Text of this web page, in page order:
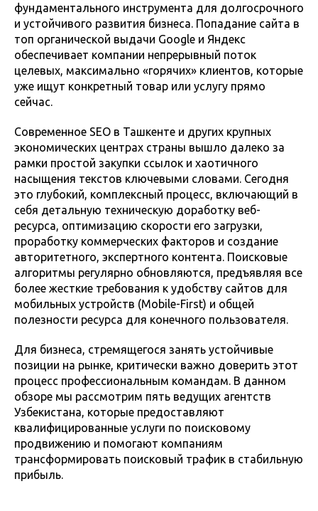
фундаментального инструмента для долгосрочного
и устойчивого развития бизнеса. Попадание сайта в
топ органической выдачи Google и Яндекс
обеспечивает компании непрерывный поток
целевых, максимально «горячих» клиентов, которые
уже ищут конкретный товар или услугу прямо
сейчас.
Современное SEO в Ташкенте и других крупных
экономических центрах страны вышло далеко за
рамки простой закупки ссылок и хаотичного
насыщения текстов ключевыми словами. Сегодня
это глубокий, комплексный процесс, включающий в
себя детальную техническую доработку веб-
ресурса, оптимизацию скорости его загрузки,
проработку коммерческих факторов и создание
авторитетного, экспертного контента. Поисковые
алгоритмы регулярно обновляются, предъявляя все
более жесткие требования к удобству сайтов для
мобильных устройств (Mobile-First) и общей
полезности ресурса для конечного пользователя.
Для бизнеса, стремящегося занять устойчивые
позиции на рынке, критически важно доверить этот
процесс профессиональным командам. В данном
обзоре мы рассмотрим пять ведущих агентств
Узбекистана, которые предоставляют
квалифицированные услуги по поисковому
продвижению и помогают компаниям
трансформировать поисковый трафик в стабильную
прибыль.